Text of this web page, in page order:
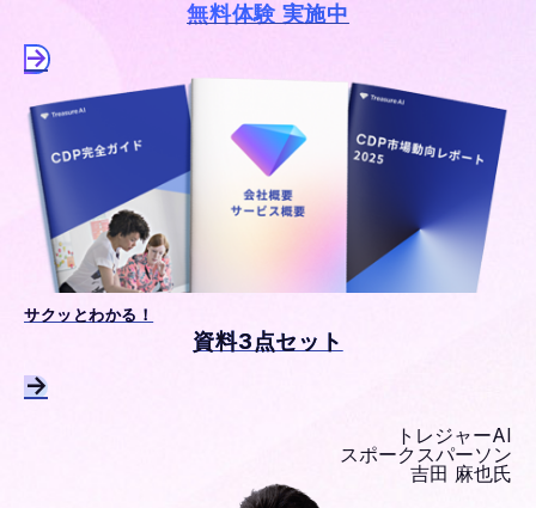
無料体験 実施中
→
サクッとわかる！
資料3点セット
→
トレジャーAI
スポークスパーソン
吉田 麻也氏